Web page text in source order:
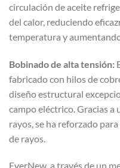
circulación de aceite
del calor, reduciendo
temperatura y
Bobinado de alta tensión:
fabricado con hilos de
diseño estructural
campo eléctrico. Gracias a
rayos, se ha reforzado
de rayos.
EverNew, a través de un